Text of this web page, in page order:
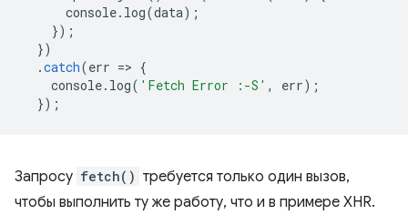
console. log(data);
});
})
.catch(err => {
console. log( 'Fetch Error :-S' , err);
});
Запросу fetch() требуется только один вызов,
чтобы выполнить ту же работу, что и в примере XHR.